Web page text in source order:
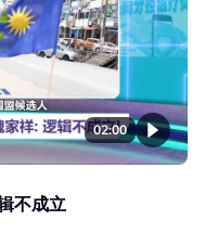
02:00
不成立